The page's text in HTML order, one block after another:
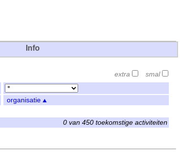
Info
extra smal
organisatie
0 van 450 toekomstige activiteiten